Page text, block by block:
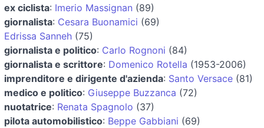
ex ciclista: Imerio Massignan (89)
giornalista: Cesara Buonamici (69)
Edrissa Sanneh (75)
giornalista e politico: Carlo Rognoni (84)
giornalista e scrittore: Domenico Rotella (1953-2006)
imprenditore e dirigente d'azienda: Santo Versace (81)
medico e politico: Giuseppe Buzzanca (72)
nuotatrice: Renata Spagnolo (37)
pilota automobilistico: Beppe Gabbiani (69)